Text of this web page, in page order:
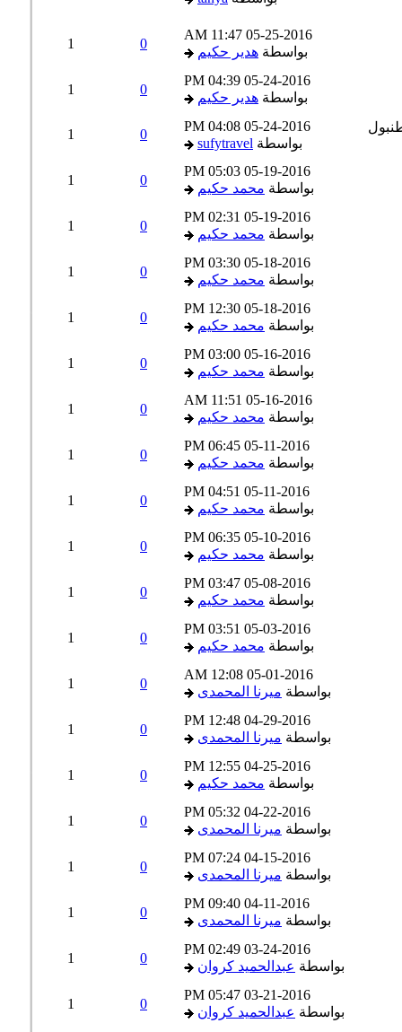
05-25-2016
11:47 AM
بواسطة هدير حكيم
0
1
05-24-2016
04:39 PM
بواسطة هدير حكيم
0
1
05-24-2016
04:08 PM
بواسطة sufytravel
0
1
05-19-2016
05:03 PM
بواسطة محمد حكيم
0
1
05-19-2016
02:31 PM
بواسطة محمد حكيم
0
1
05-18-2016
03:30 PM
بواسطة محمد حكيم
0
1
05-18-2016
12:30 PM
بواسطة محمد حكيم
0
1
05-16-2016
03:00 PM
بواسطة محمد حكيم
0
1
05-16-2016
11:51 AM
بواسطة محمد حكيم
0
1
05-11-2016
06:45 PM
بواسطة محمد حكيم
0
1
05-11-2016
04:51 PM
بواسطة محمد حكيم
0
1
05-10-2016
06:35 PM
بواسطة محمد حكيم
0
1
05-08-2016
03:47 PM
بواسطة محمد حكيم
0
1
05-03-2016
03:51 PM
بواسطة محمد حكيم
0
1
05-01-2016
12:08 AM
بواسطة ميرنا المحمدى
0
1
04-29-2016
12:48 PM
بواسطة ميرنا المحمدى
0
1
04-25-2016
12:55 PM
بواسطة محمد حكيم
0
1
04-22-2016
05:32 PM
بواسطة ميرنا المحمدى
0
1
04-15-2016
07:24 PM
بواسطة ميرنا المحمدى
0
1
04-11-2016
09:40 PM
بواسطة ميرنا المحمدى
0
1
03-24-2016
02:49 PM
بواسطة عبدالحميد كروان
0
1
03-21-2016
05:47 PM
بواسطة عبدالحميد كروان
0
1